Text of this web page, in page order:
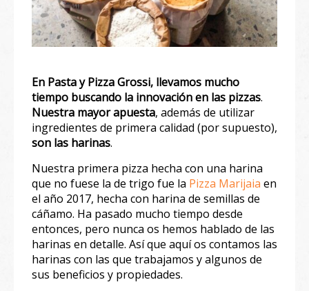
En Pasta y Pizza Grossi, llevamos mucho
tiempo buscando la innovación en las pizzas.
Nuestra mayor apuesta, además de utilizar
ingredientes de primera calidad (por supuesto),
son las harinas. ⁣
Nuestra primera pizza hecha con una harina
que no fuese la de trigo fue la Pizza Marijaia en
el año 2017, hecha con harina de semillas de
cáñamo. Ha pasado mucho tiempo desde
entonces, pero nunca os hemos hablado de las
harinas en detalle. Así que aquí os contamos las
harinas con las que trabajamos y algunos de
sus beneficios y propiedades.⁣